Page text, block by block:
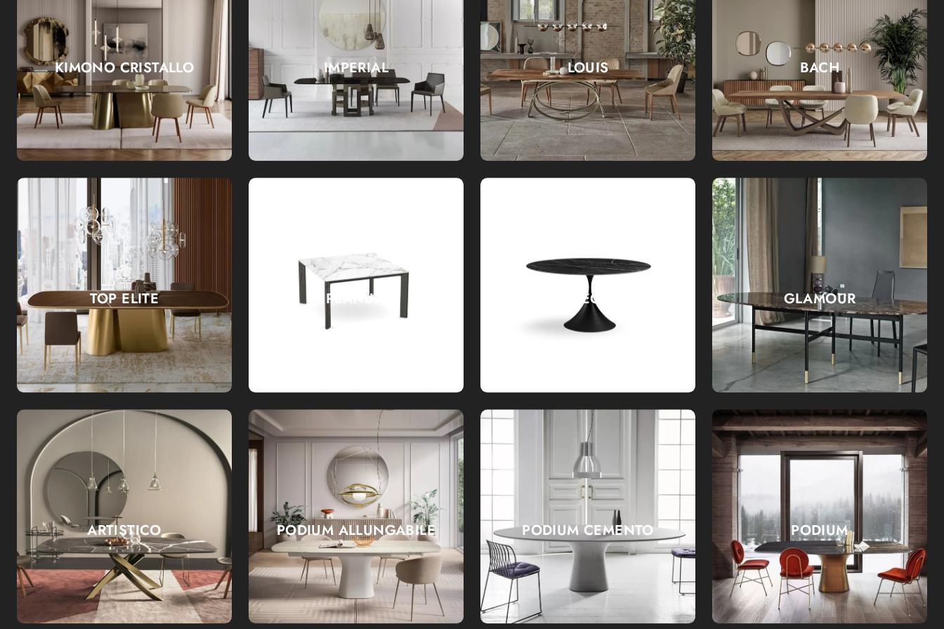
KIMONO CRISTALLO IMPERIAL LOUIS BACH
TOP ELITE PLANUM LEO GLAMOUR
ARTISTICO PODIUM ALLUNGABILE PODIUM CEMENTO PODIUM